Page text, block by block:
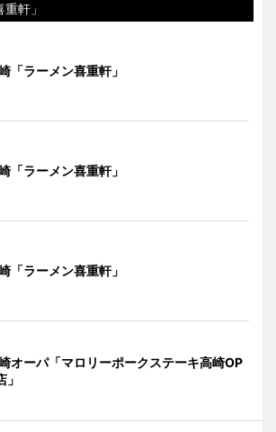
軒」
「ラーメン喜重軒」
「ラーメン喜重軒」
「ラーメン喜重軒」
オーパ「マロリーポークステーキ高崎OP
」